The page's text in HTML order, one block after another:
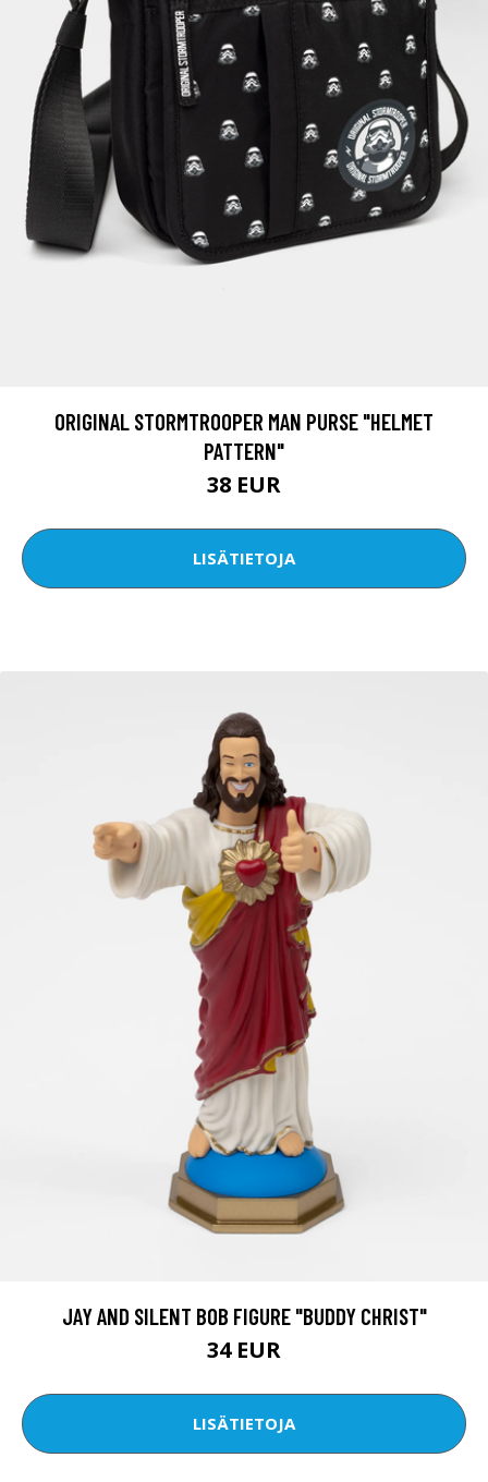
ORIGINAL STORMTROOPER MAN PURSE "HELMET
PATTERN"
38 EUR
LISÄTIETOJA
JAY AND SILENT BOB FIGURE "BUDDY CHRIST"
34 EUR
LISÄTIETOJA